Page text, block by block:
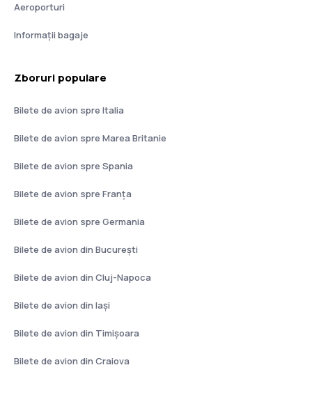
Aeroporturi
Informații bagaje
Zboruri populare
Bilete de avion spre Italia
Bilete de avion spre Marea Britanie
Bilete de avion spre Spania
Bilete de avion spre Franţa
Bilete de avion spre Germania
Bilete de avion din București
Bilete de avion din Cluj-Napoca
Bilete de avion din Iași
Bilete de avion din Timișoara
Bilete de avion din Craiova